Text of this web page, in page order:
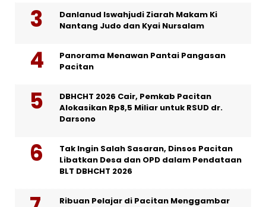
Danlanud Iswahjudi Ziarah Makam Ki
Nantang Judo dan Kyai Nursalam
Panorama Menawan Pantai Pangasan
Pacitan
DBHCHT 2026 Cair, Pemkab Pacitan
Alokasikan Rp8,5 Miliar untuk RSUD dr.
Darsono
Tak Ingin Salah Sasaran, Dinsos Pacitan
Libatkan Desa dan OPD dalam Pendataan
BLT DBHCHT 2026
Ribuan Pelajar di Pacitan Menggambar